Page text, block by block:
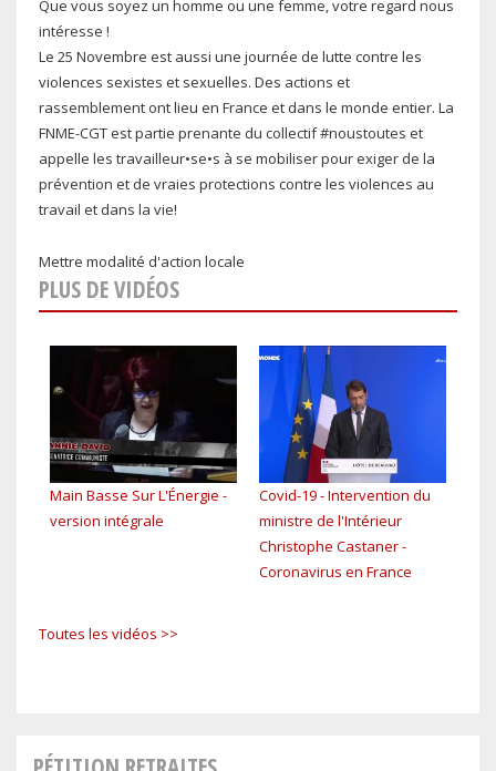
Que vous soyez un homme ou une femme, votre regard nous
intéresse !
Le 25 Novembre est aussi une journée de lutte contre les
violences sexistes et sexuelles. Des actions et
rassemblement ont lieu en France et dans le monde entier. La
FNME-CGT est partie prenante du collectif #noustoutes et
appelle les travailleur•se•s à se mobiliser pour exiger de la
prévention et de vraies protections contre les violences au
travail et dans la vie!
Mettre modalité d'action locale
PLUS DE VIDÉOS
Main Basse Sur L'Énergie -
version intégrale
Covid-19 - Intervention du
ministre de l'Intérieur
Christophe Castaner -
Coronavirus en France
Toutes les vidéos >>